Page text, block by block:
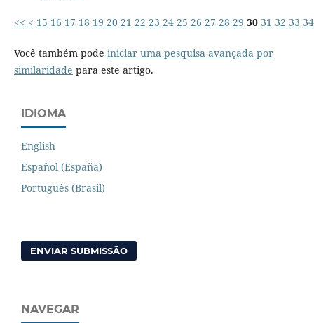
<< < 15 16 17 18 19 20 21 22 23 24 25 26 27 28 29 30 31 32 33 34
Você também pode iniciar uma pesquisa avançada por
similaridade para este artigo.
IDIOMA
English
Español (España)
Português (Brasil)
ENVIAR SUBMISSÃO
NAVEGAR